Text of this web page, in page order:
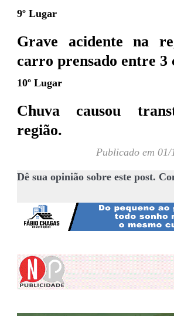
9º Lugar
Grave acidente na
carro prensado entre 3
10º Lugar
Chuva causou
região.
Publicado em
Dê sua opinião sobre este post.